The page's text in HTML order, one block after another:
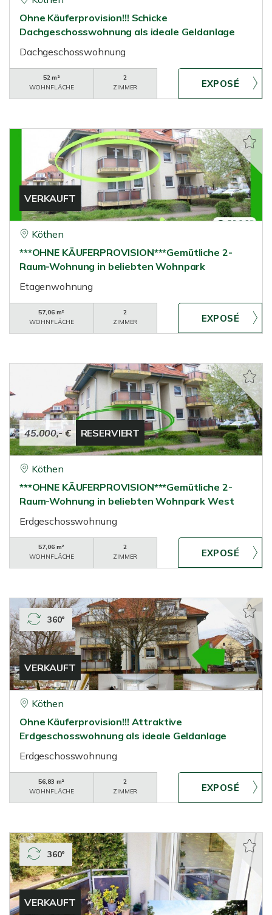
Ohne Käuferprovision!!! Schicke
Dachgeschosswohnung als ideale Geldanlage
Dachgeschosswohnung
52 m²
WOHNFLÄCHE
2
ZIMMER
VERKAUFT
Köthen
***OHNE KÄUFERPROVISION***Gemütliche 2-
Raum-Wohnung in beliebten Wohnpark
Etagenwohnung
57,06 m²
WOHNFLÄCHE
2
ZIMMER
45.000,- € RESERVIERT
Köthen
***OHNE KÄUFERPROVISION***Gemütliche 2-
Raum-Wohnung in beliebten Wohnpark West
Erdgeschosswohnung
57,06 m²
WOHNFLÄCHE
2
ZIMMER
VERKAUFT
360°
Köthen
Ohne Käuferprovision!!! Attraktive
Erdgeschosswohnung als ideale Geldanlage
Erdgeschosswohnung
56,83 m²
WOHNFLÄCHE
2
ZIMMER
VERKAUFT
360°